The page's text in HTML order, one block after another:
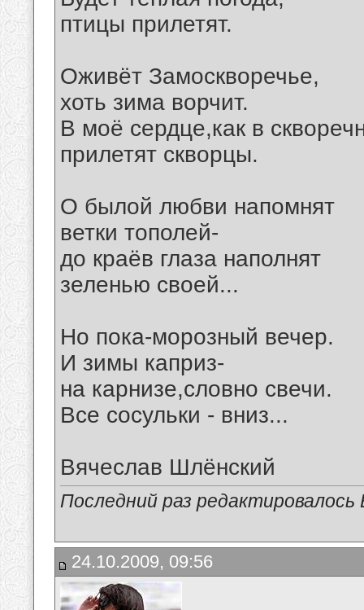
птицы прилетят.
Оживёт Замоскворечье,
хоть зима ворчит.
В моё сердце,как в
прилетят скворцы.
О былой любви напомнят
ветки тополей-
до краёв глаза наполнят
зеленью своей...
Но пока-морозный вечер.
И зимы каприз-
на карнизе,словно свечи.
Все сосульки - вниз...
Вячеслав Шлёнский
Последний раз
24.10.2009, 09:56